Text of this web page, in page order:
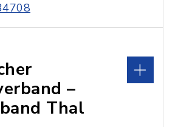
–
Thal